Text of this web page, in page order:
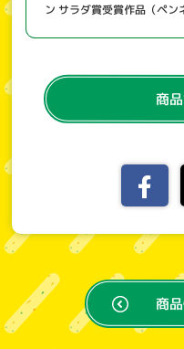
ン サラダ賞受賞作品（ペン
商
商